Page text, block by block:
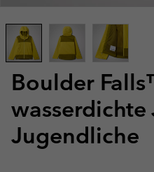
Boulder
wasserdichte
Jugendliche